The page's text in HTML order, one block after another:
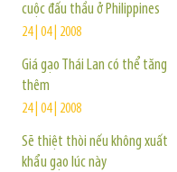
cuộc đấu thầu ở Philippines
24 | 04 | 2008
Giá gạo Thái Lan có thể tăng
thêm
24 | 04 | 2008
Sẽ thiệt thòi nếu không xuất
khẩu gạo lúc này